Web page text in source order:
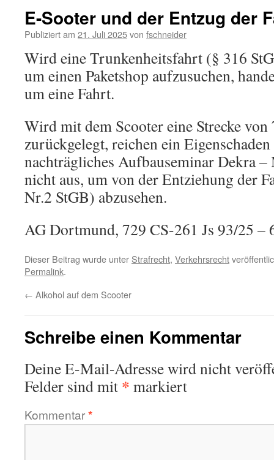
E-Sooter und der Entzug der
Publiziert am 21. Juli 2025von fschneider
Wird eine Trunkenheitsfahrt (§ 316
um einen Paketshop aufzusuchen,
um eine Fahrt.
Wird mit dem Scooter eine Strecke
zurückgelegt, reichen ein
nachträgliches Aufbauseminar Dekra
nicht aus, um von der Entziehung der
Nr.2 StGB) abzusehen.
AG Dortmund, 729 CS-261 Js 93/25 –
Dieser Beitrag wurde unter Strafrecht, Verkehrsrecht
Permalink.
← Alkohol auf dem Scooter
Schreibe einen Kommentar
Deine E-Mail-Adresse wird nicht
Felder sind mit * markiert
Kommentar*